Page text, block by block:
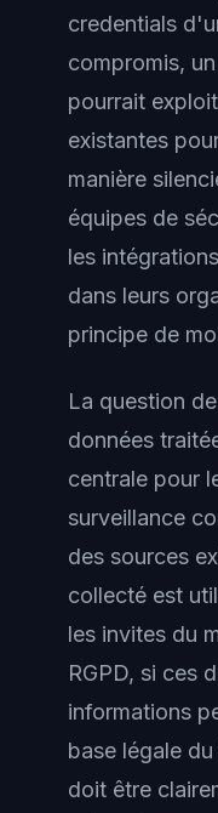
credentials
compromis,
pourrait
existantes
manière
équipes de
les
dans leurs
principe de
La question
données
centrale pour
surveillance
des sources
collecté est
les invites du
RGPD, si ces
informations
base légale
doit être